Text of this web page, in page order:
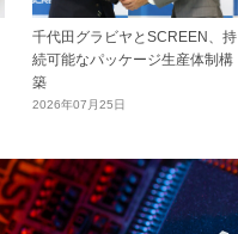
千代田グラビヤとSCREEN、持
続可能なパッケージ生産体制構
築
2026年07月25日